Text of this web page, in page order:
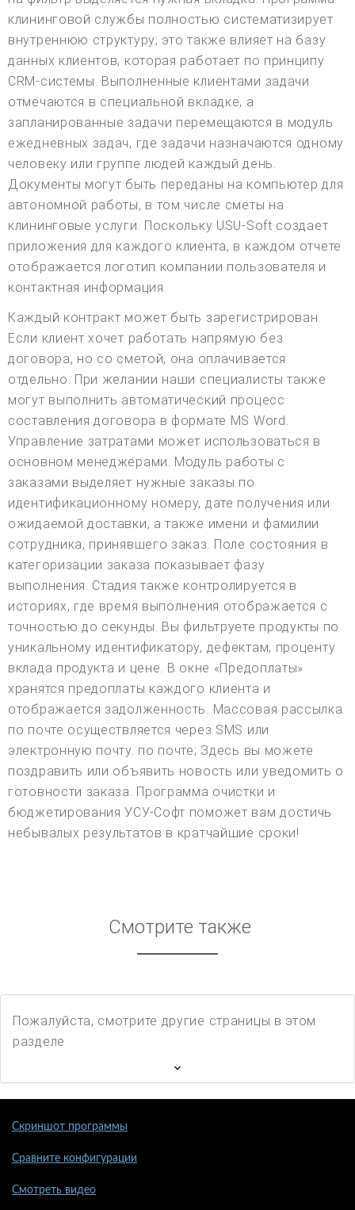
клининговой службы полностью систематизирует
внутреннюю структуру; это также влияет на базу
данных клиентов, которая работает по принципу
CRM-системы. Выполненные клиентами задачи
отмечаются в специальной вкладке, а
запланированные задачи перемещаются в модуль
ежедневных задач, где задачи назначаются одному
человеку или группе людей каждый день.
Документы могут быть переданы на компьютер для
автономной работы, в том числе сметы на
клининговые услуги. Поскольку USU-Soft создает
приложения для каждого клиента, в каждом отчете
отображается логотип компании пользователя и
контактная информация.
Каждый контракт может быть зарегистрирован.
Если клиент хочет работать напрямую без
договора, но со сметой, она оплачивается
отдельно. При желании наши специалисты также
могут выполнить автоматический процесс
составления договора в формате MS Word.
Управление затратами может использоваться в
основном менеджерами. Модуль работы с
заказами выделяет нужные заказы по
идентификационному номеру, дате получения или
ожидаемой доставки, а также имени и фамилии
сотрудника, принявшего заказ. Поле состояния в
категоризации заказа показывает фазу
выполнения. Стадия также контролируется в
историях, где время выполнения отображается с
точностью до секунды. Вы фильтруете продукты по
уникальному идентификатору, дефектам, проценту
вклада продукта и цене. В окне «Предоплаты»
хранятся предоплаты каждого клиента и
отображается задолженность. Массовая рассылка
по почте осуществляется через SMS или
электронную почту. по почте; Здесь вы можете
поздравить или объявить новость или уведомить о
готовности заказа. Программа очистки и
бюджетирования УСУ-Софт поможет вам достичь
небывалых результатов в кратчайшие сроки!
Смотрите также
Пожалуйста, смотрите другие страницы в этом
разделе
Скриншот программы
Сравните конфигурации
Смотреть видео